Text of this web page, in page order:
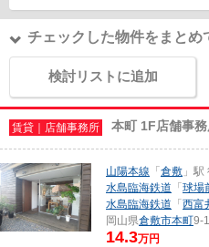
チェックした物件をまとめ
検討リストに追加
賃貸｜店舗事務所 本町 1F店舗事
山陽本線 「 倉敷 」
水島臨海鉄道 「 球場
水島臨海鉄道 「 西富
岡山県倉敷市本町9-
14.3万円